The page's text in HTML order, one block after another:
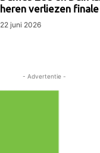
heren verliezen finale
22 juni 2026
- Advertentie -